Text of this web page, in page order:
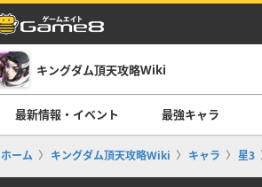
キングダム頂天攻略Wiki
最新情報・イベント 最強キャラ
ホーム キングダム頂天攻略Wiki キャラ 星3